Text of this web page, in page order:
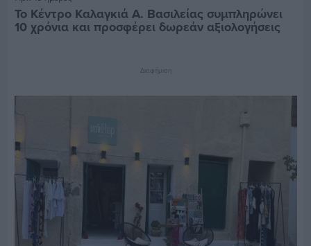
Το Κέντρο Καλαγκιά Α. Βασιλείας συμπληρώνει
10 χρόνια και προσφέρει δωρεάν αξιολογήσεις
Διαφήμιση